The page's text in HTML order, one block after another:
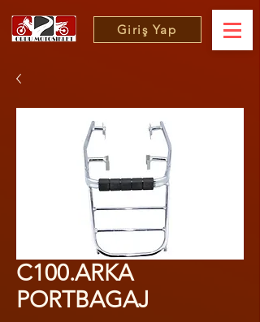
Giriş Yap
C100.ARKA
PORTBAGAJ